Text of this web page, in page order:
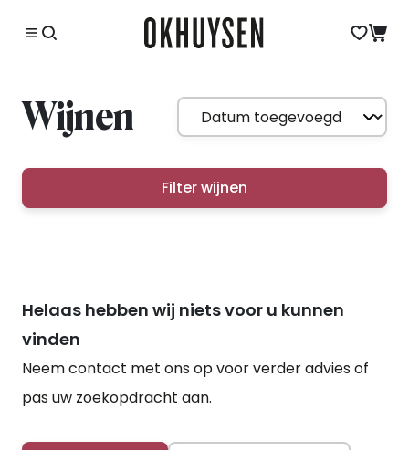
Wijnen
Filter wijnen
Helaas hebben wij niets voor u kunnen
vinden
Neem contact met ons op voor verder advies of
pas uw zoekopdracht aan.